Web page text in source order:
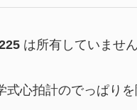
は所有していませ
式心拍計のでっぱり